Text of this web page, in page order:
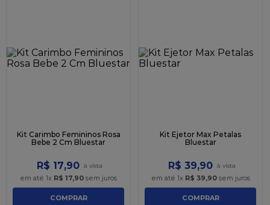
Kit Carimbo Femininos Rosa
Bebe 2 Cm Bluestar
R$ 17,90
em até 1x R$ 17,90 sem juros
COMPRAR
Kit Ejetor Max Petalas
Bluestar
R$ 39,90
em até 1x R$ 39,90sem juros
COMPRAR